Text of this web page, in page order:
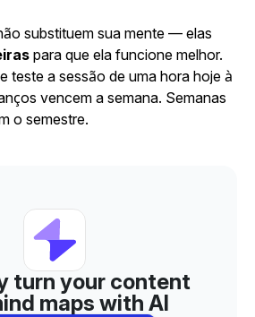
substituem sua mente — elas
para que ela funcione melhor.
teste a sessão de uma hora hoje à
vencem a semana. Semanas
o semestre.
turn your content
maps with AI